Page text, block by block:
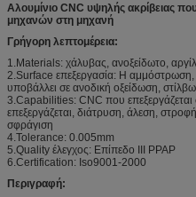
Αλουμίνιο CNC υψηλής ακρίβειας
μηχανών στη μηχανή
Γρήγορη λεπτομέρεια:
1.Materials: χάλυβας, ανοξείδωτο,
2.Surface επεξεργασία: Η
υποβάλλει σε ανοδική οξείδωση,
3.Capabilities: CNC που
επεξεργάζεται, διάτρυση, άλεση,
σφράγιση
4.Tolerance: 0.005mm
5.Quality έλεγχος: Επίπεδο ΙΙΙ PPAP
6.Certification: Iso9001-2000
Περιγραφή: